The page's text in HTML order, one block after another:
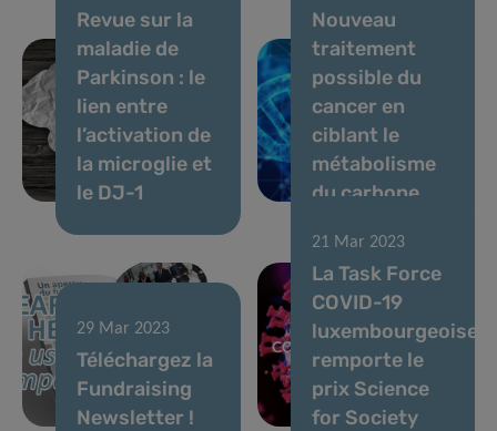
Revue sur la
maladie de
Parkinson : le
lien entre
l’activation de
la microglie et
le DJ-1
Nouveau
traitement
possible du
cancer en
ciblant le
métabolisme
du carbone
29 Mar 2023
Téléchargez la
Fundraising
Newsletter !
21 Mar 2023
La Task Force
COVID-19
luxembourgeoise
remporte le
prix Science
for Society